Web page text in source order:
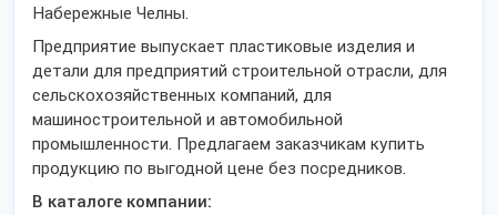
Набережные Челны.
Предприятие выпускает пластиковые изделия и
детали для предприятий строительной отрасли, для
сельскохозяйственных компаний, для
машиностроительной и автомобильной
промышленности. Предлагаем заказчикам купить
продукцию по выгодной цене без посредников.
В каталоге компании: